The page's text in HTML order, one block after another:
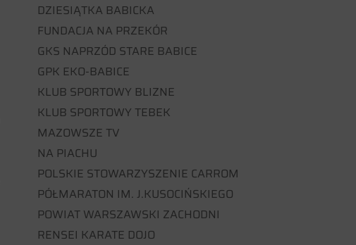
DZIESIĄTKA BABICKA
FUNDACJA NA PRZEKÓR
GKS NAPRZÓD STARE BABICE
GPK EKO-BABICE
KLUB SPORTOWY BLIZNE
KLUB SPORTOWY TEBEK
MAZOWSZE TV
NA PIACHU
POLSKIE STOWARZYSZENIE CARROM
PÓŁMARATON IM. J.KUSOCIŃSKIEGO
POWIAT WARSZAWSKI ZACHODNI
RENSEI KARATE DOJO